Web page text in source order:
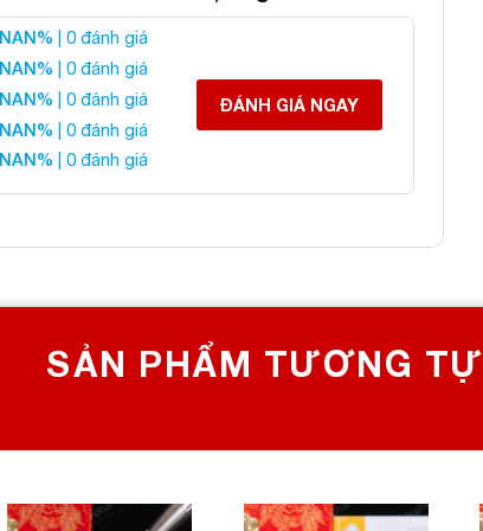
đá Fluorite xanh
liên hệ:
SỐ 1 VỀ ĐÁ PHONG THỦY
NAN% | 0 đánh giá
NAN% | 0 đánh giá
NAN% | 0 đánh giá
NAN% | 0 đánh giá
NAN% | 0 đánh giá
ĐÁNH GIÁ NGAY
SẢN PHẨM TƯƠNG TỰ